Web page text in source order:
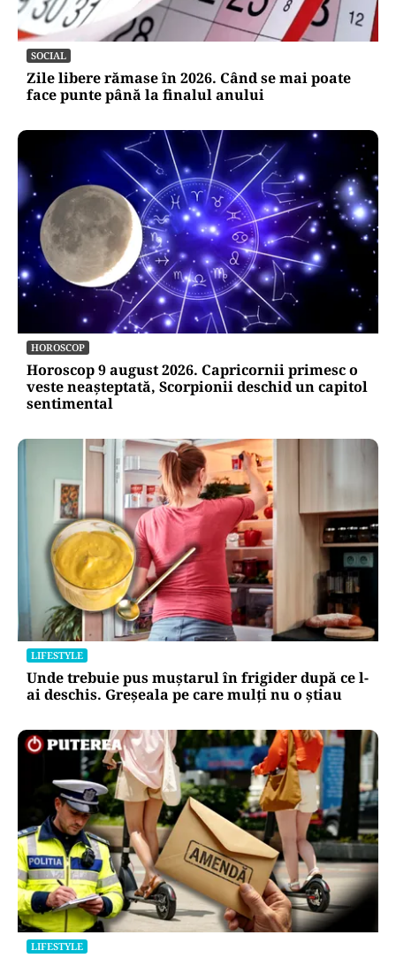
SOCIAL
Zile libere rămase în 2026. Când se mai poate
face punte până la finalul anului
HOROSCOP
Horoscop 9 august 2026. Capricornii primesc o
veste neașteptată, Scorpionii deschid un capitol
sentimental
LIFESTYLE
Unde trebuie pus muștarul în frigider după ce l-
ai deschis. Greșeala pe care mulți nu o știau
LIFESTYLE